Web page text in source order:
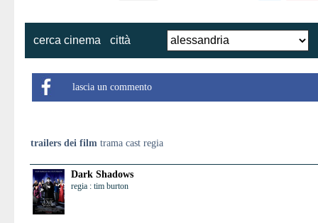
cerca cinema città
lascia un commento
trailers dei film trama cast regia
Dark Shadows
regia : tim burton